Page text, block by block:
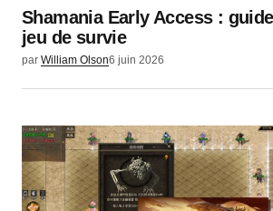
Shamania Early Access :
jeu de survie
par William Olson6 juin 2026